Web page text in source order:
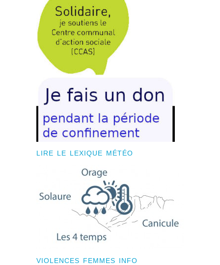
LIRE LE LEXIQUE MÉTÉO
VIOLENCES FEMMES INFO